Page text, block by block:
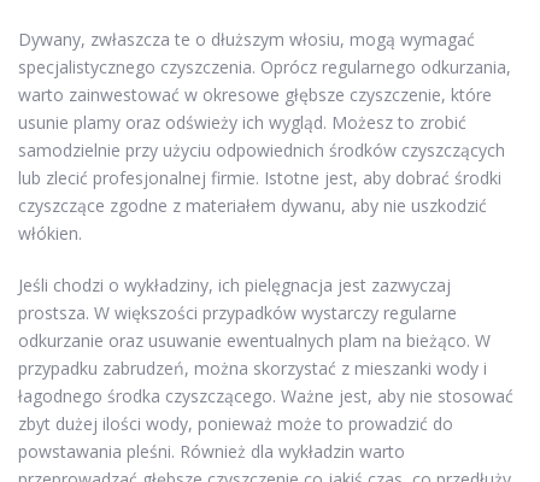
Dywany, zwłaszcza te o dłuższym włosiu, mogą wymagać
specjalistycznego czyszczenia. Oprócz regularnego odkurzania,
warto zainwestować w okresowe głębsze czyszczenie, które
usunie plamy oraz odświeży ich wygląd. Możesz to zrobić
samodzielnie przy użyciu odpowiednich środków czyszczących
lub zlecić profesjonalnej firmie. Istotne jest, aby dobrać środki
czyszczące zgodne z materiałem dywanu, aby nie uszkodzić
włókien.
Jeśli chodzi o wykładziny, ich pielęgnacja jest zazwyczaj
prostsza. W większości przypadków wystarczy regularne
odkurzanie oraz usuwanie ewentualnych plam na bieżąco. W
przypadku zabrudzeń, można skorzystać z mieszanki wody i
łagodnego środka czyszczącego. Ważne jest, aby nie stosować
zbyt dużej ilości wody, ponieważ może to prowadzić do
powstawania pleśni. Również dla wykładzin warto